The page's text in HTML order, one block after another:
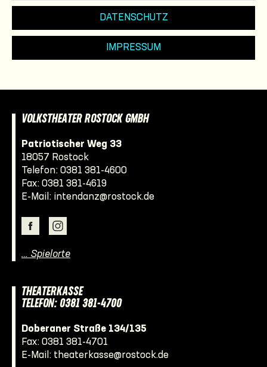
DATENSCHUTZ
IMPRESSUM
VOLKSTHEATER ROSTOCK GMBH
Patriotischer Weg 33
18057 Rostock
Telefon: 0381 381-4600
Fax: 0381 381-4619
E-Mail: intendanz@rostock.de
… Spielorte
THEATERKASSE
TELEFON: 0381 381-4700
Doberaner Straße 134/135
Fax: 0381 381-4701
E-Mail: theaterkasse@rostock.de